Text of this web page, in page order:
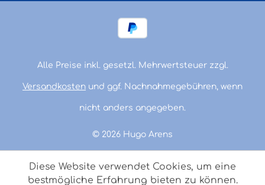
© 2026 Hugo Arens
Alle Preise inkl. gesetzl. Mehrwertsteuer zzgl.
Versandkosten und ggf. Nachnahmegebühren, wenn
nicht anders angegeben.
Diese Website verwendet Cookies, um eine
bestmögliche Erfahrung bieten zu können.